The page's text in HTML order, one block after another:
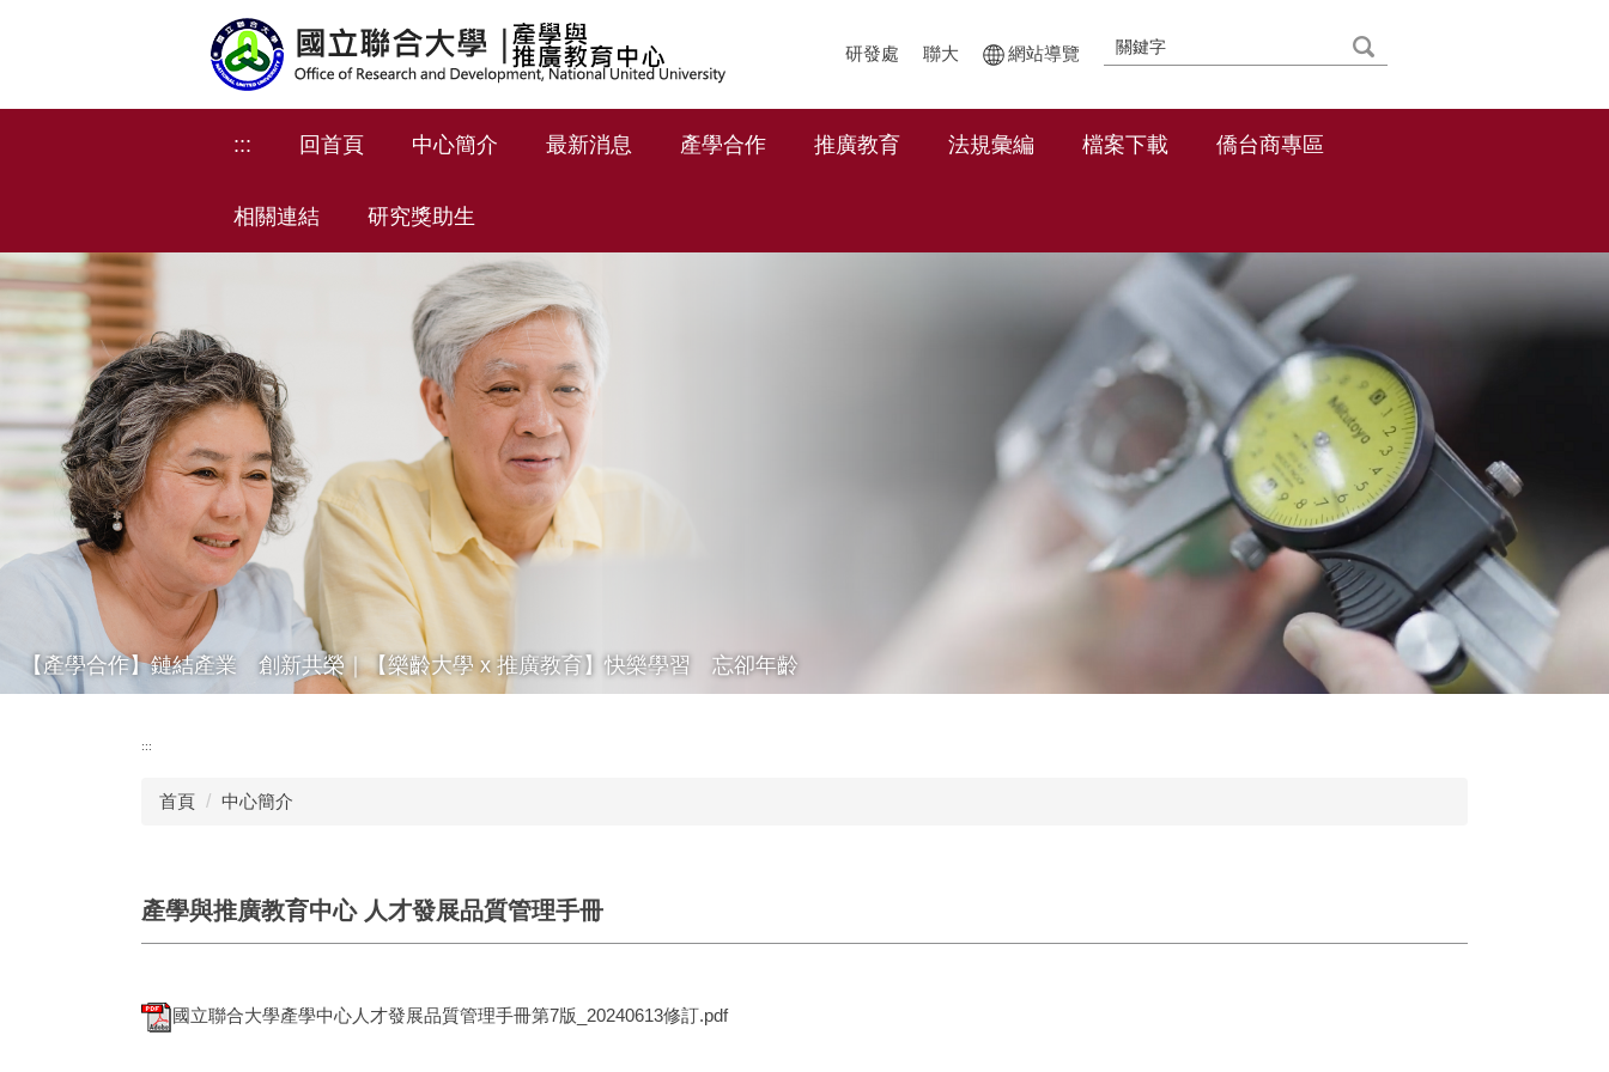
研發處 聯大 網站導覽
::: 回首頁 中心簡介 最新消息 產學合作 推廣教育 法規彙編 檔案下載 僑台商專區
相關連結 研究獎助生
【產學合作】鏈結產業 創新共榮｜【樂齡大學 x 推廣教育】快樂學習 忘卻年齡
:::
首頁 中心簡介
產學與推廣教育中心 人才發展品質管理手冊
國立聯合大學產學中心人才發展品質管理手冊第7版_20240613修訂.pdf